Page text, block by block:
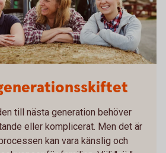
till nästa generation behöver
eller komplicerat. Men det är
kan vara känslig och